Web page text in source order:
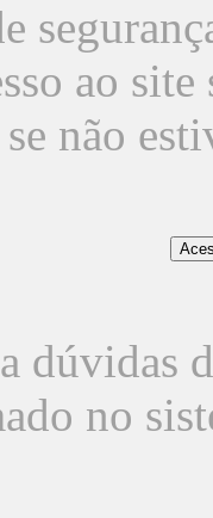
ao
não
dúvidas
no